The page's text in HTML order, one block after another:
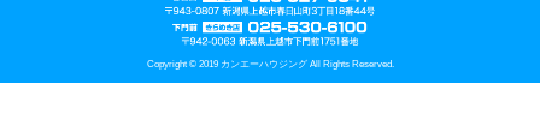
Copyright © 2019 カンエーハウジング All Rights Reserved.